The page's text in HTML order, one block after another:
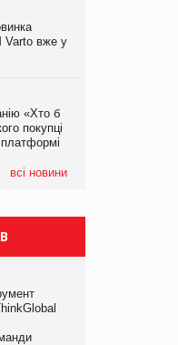
Varto вже у
«Хто б
покупці
всі новини
Varto вже у
«Хто б
покупці
дзвінки